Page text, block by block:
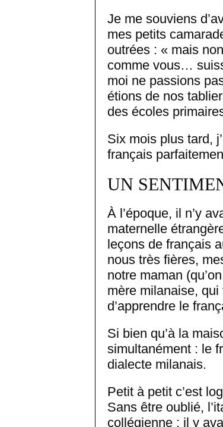
Je me souviens
mes petits
outrées : « mais
comme vous…
moi ne passions
étions de nos
des écoles
Six mois plus tard,
français
UN
À l’époque, il n’y
maternelle
leçons de français
nous très fières,
notre maman
mère milanaise,
d’apprendre le
Si bien qu’à la
simultanément : le
dialecte milanais.
Petit à petit c’est
Sans être oublié,
collégienne : il y